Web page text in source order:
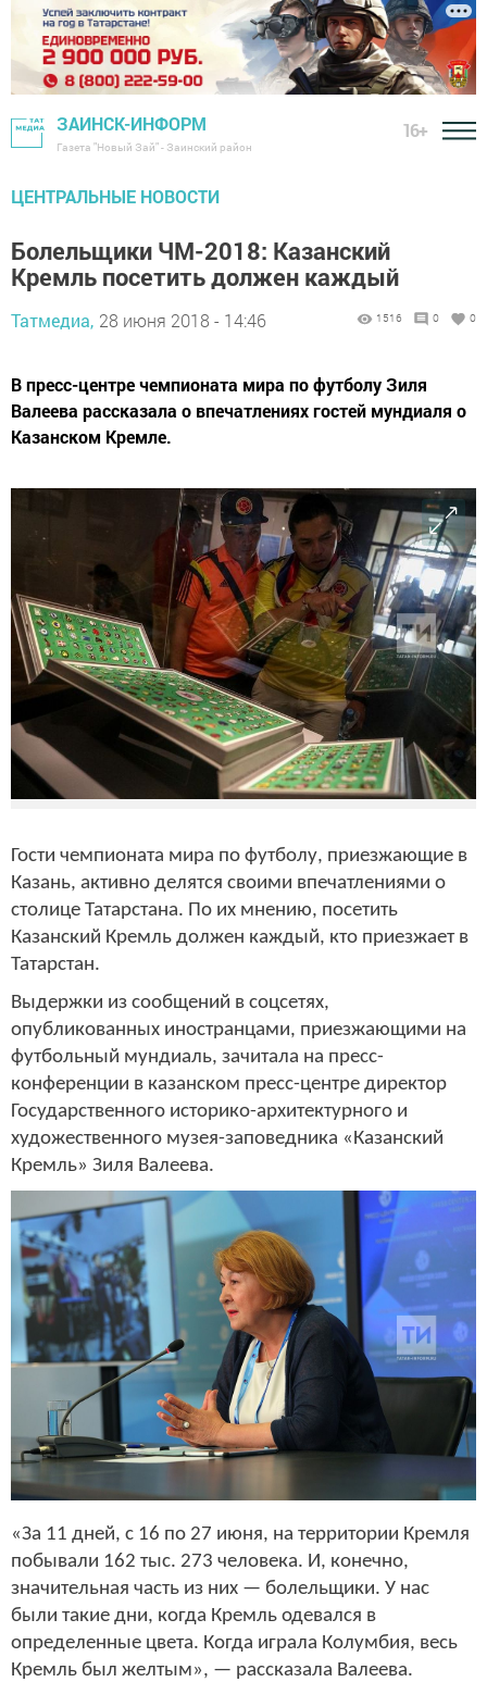
ЗАИНСК-ИНФОРМ
Газета "Новый Зай" - Заинский район
16+
ЦЕНТРАЛЬНЫЕ НОВОСТИ
Болельщики ЧМ-2018: Казанский
Кремль посетить должен каждый
Татмедиа, 28 июня 2018 - 14:46 1516 0 0
В пресс-центре чемпионата мира по футболу Зиля
Валеева рассказала о впечатлениях гостей мундиаля о
Казанском Кремле.
Гости чемпионата мира по футболу, приезжающие в
Казань, активно делятся своими впечатлениями о
столице Татарстана. По их мнению, посетить
Казанский Кремль должен каждый, кто приезжает в
Татарстан.
Выдержки из сообщений в соцсетях,
опубликованных иностранцами, приезжающими на
футбольный мундиаль, зачитала на пресс-
конференции в казанском пресс-центре директор
Государственного историко-архитектурного и
художественного музея-заповедника «Казанский
Кремль» Зиля Валеева.
«За 11 дней, с 16 по 27 июня, на территории Кремля
побывали 162 тыс. 273 человека. И, конечно,
значительная часть из них — болельщики. У нас
были такие дни, когда Кремль одевался в
определенные цвета. Когда играла Колумбия, весь
Кремль был желтым», — рассказала Валеева.